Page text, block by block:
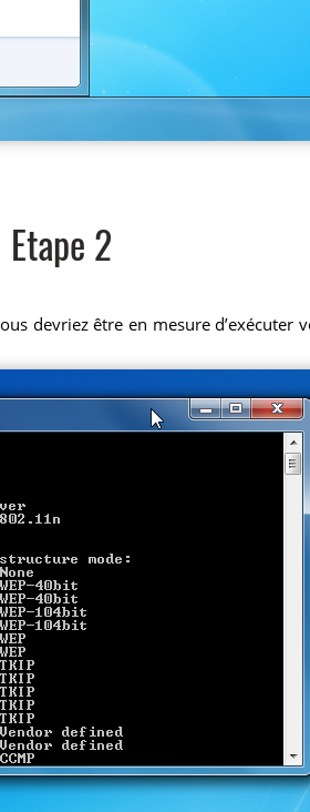
Etape 2
devriez être en mesure d’exécuter